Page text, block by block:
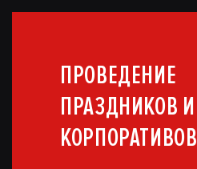
ПРОВЕДЕНИЕ
ПРАЗДНИКОВ И
КОРПОРАТИВОВ